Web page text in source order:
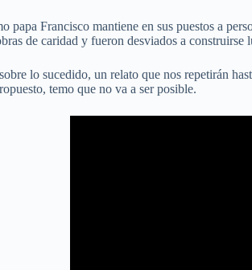
papa Francisco mantiene en sus puestos a
de caridad y fueron desviados a construirse
lo sucedido, un relato que nos repetirán
temo que no va a ser posible.